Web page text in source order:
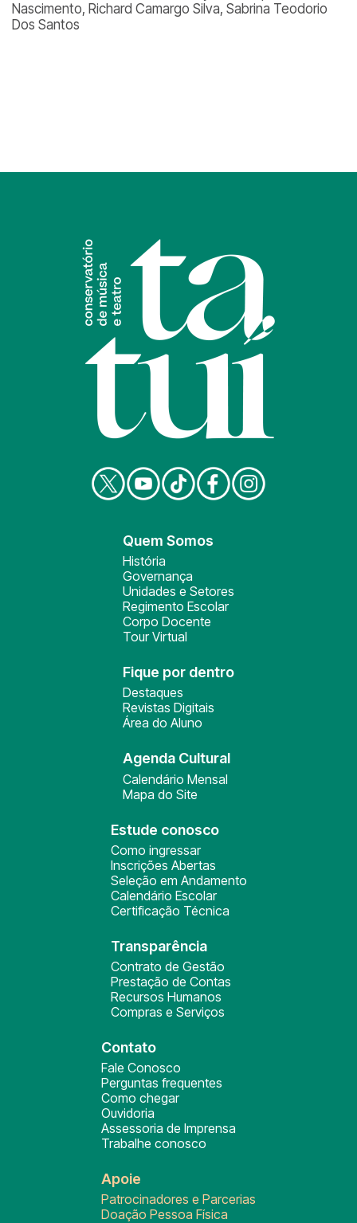
Nascimento, Richard Camargo Silva, Sabrina Teodorio
Dos Santos
Quem Somos
História
Governança
Unidades e Setores
Regimento Escolar
Corpo Docente
Tour Virtual
Fique por dentro
Destaques
Revistas Digitais
Área do Aluno
Agenda Cultural
Calendário Mensal
Mapa do Site
Estude conosco
Como ingressar
Inscrições Abertas
Seleção em Andamento
Calendário Escolar
Certificação Técnica
Transparência
Contrato de Gestão
Prestação de Contas
Recursos Humanos
Compras e Serviços
Contato
Fale Conosco
Perguntas frequentes
Como chegar
Ouvidoria
Assessoria de Imprensa
Trabalhe conosco
Apoie
Patrocinadores e Parcerias
Doação Pessoa Física